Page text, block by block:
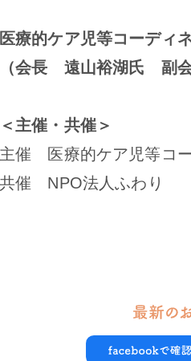
医療的ケア児等コーディ
（会長 遠山裕湖氏 副
＜主催・共催＞
主催 医療的ケア児等コ
共催 NPO法人ふわり